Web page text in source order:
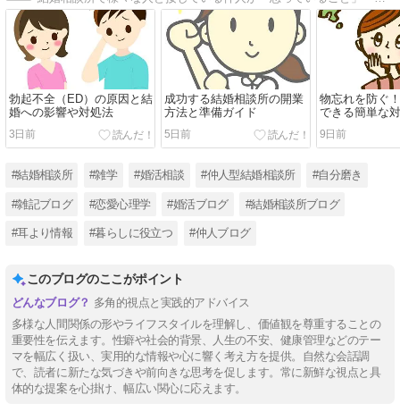
勃起不全（ED）の原因と結
婚への影響や対処法
3日前
成功する結婚相談所の開業
方法と準備ガイド
5日前
物忘れを防ぐ
できる簡単な
9日前
#結婚相談所 #雑学 #婚活相談 #仲人型結婚相談所 #自分磨き
#雑記ブログ #恋愛心理学 #婚活ブログ #結婚相談所ブログ
#耳より情報 #暮らしに役立つ #仲人ブログ
このブログのここがポイント
多角的視点と実践的アドバイス
多様な人間関係の形やライフスタイルを理解し、価値観を尊重することの
重要性を伝えます。性癖や社会的背景、人生の不安、健康管理などのテー
マを幅広く扱い、実用的な情報や心に響く考え方を提供。自然な会話調
で、読者に新たな気づきや前向きな思考を促します。常に新鮮な視点と具
体的な提案を心掛け、幅広い関心に応えます。